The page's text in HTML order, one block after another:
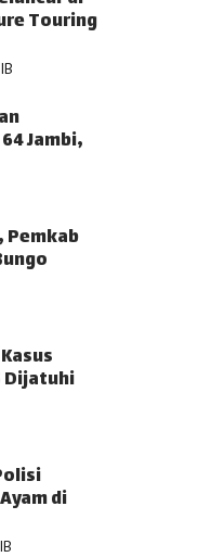
Touring
Jambi,
Pemkab
Dijatuhi
di